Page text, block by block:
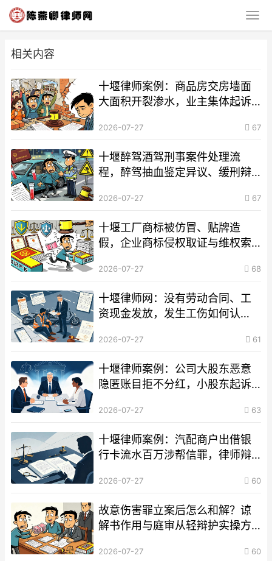
相关内容
十堰律师案例：商品房交房墙面
大面积开裂渗水，业主集体起诉
例
2026-07-27 67
十堰醉驾酒驾刑事案件处理流
程，醉驾抽血鉴定异议、缓刑辩
2026-07-27 67
十堰工厂商标被仿冒、贴牌造
假，企业商标侵权取证与维权索
2026-07-27 68
十堰律师网：没有劳动合同、工
资现金发放，发生工伤如何认
2026-07-27 61
十堰律师案例：公司大股东恶意
隐匿账目拒不分红，小股东起诉
2026-07-27 63
十堰律师案例：汽配商户出借银
行卡流水百万涉帮信罪，律师辩
2026-07-27 60
故意伤害罪立案后怎么和解？谅
解书作用与庭审从轻辩护实操方
2026-07-27 60